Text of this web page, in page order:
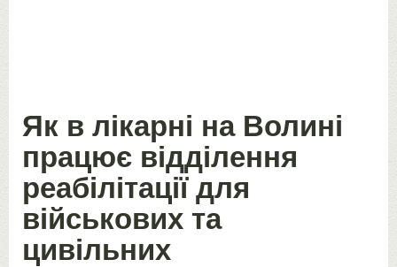
Як в лікарні на Волині
працює відділення
реабілітації для
військових та
цивільних